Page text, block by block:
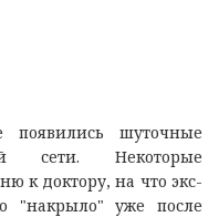
шуточные
сети. Некоторые
к доктору, на что экс-
"накрыло" уже после